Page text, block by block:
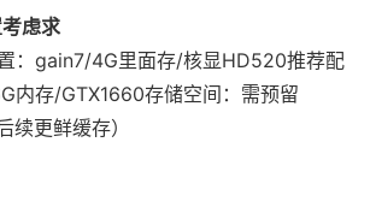
虑求
​：gain7/4G里面存/核显HD520​推荐配
内存/GTX1660​存储空间​ ​：需预留
更鲜缓存）